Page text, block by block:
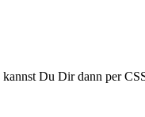
Du Dir dann per